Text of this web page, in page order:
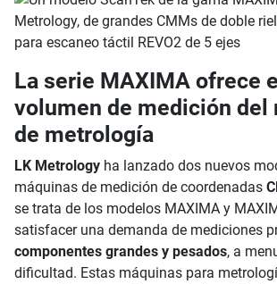
La serie MAXIMA ofrece
volumen de medición del
de metrología
LK Metrology ha lanzado dos nuevos
máquinas de medición de coordenadas
se trata de los modelos MAXIMA y
satisfacer una demanda de mediciones
componentes grandes y pesados, a
dificultad. Estas máquinas para